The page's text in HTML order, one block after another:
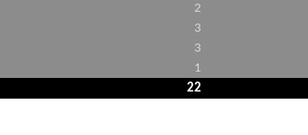
2
3
3
1
22